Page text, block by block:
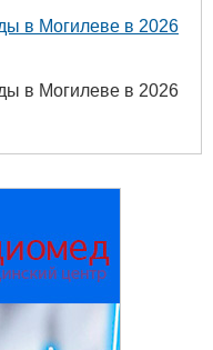
в Могилеве в 2026
в Могилеве в 2026